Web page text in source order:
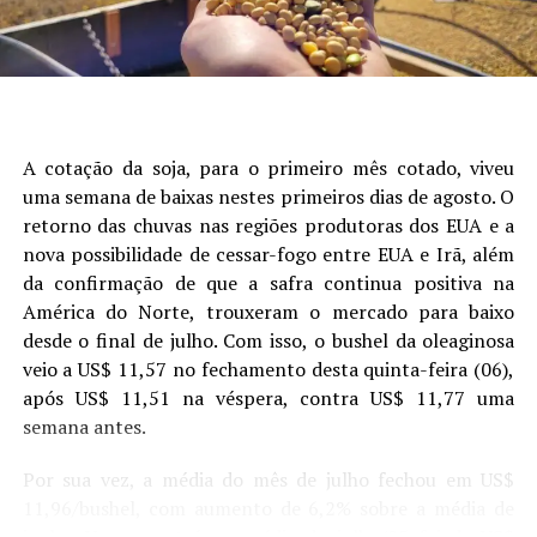
Site: Aprosoja/MS
presença de camada compactada (Figura 1).
Figura 1. Análise de árvore de regressão mostrando os
produtividade da soja. Cada nó terminal exibe a produtividade
A cotação da soja, para o primeiro mês cotado, viveu
uma semana de baixas nestes primeiros dias de agosto. O
retorno das chuvas nas regiões produtoras dos EUA e a
nova possibilidade de cessar-fogo entre EUA e Irã, além
da confirmação de que a safra continua positiva na
América do Norte, trouxeram o mercado para baixo
desde o final de julho. Com isso, o bushel da oleaginosa
veio a US$ 11,57 no fechamento desta quinta-feira (06),
após US$ 11,51 na véspera, contra US$ 11,77 uma
semana antes.
Por sua vez, a média do mês de julho fechou em US$